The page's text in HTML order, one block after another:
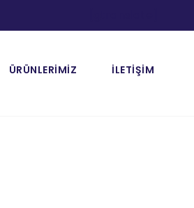
ÜRÜNLERİMİZ İLETİŞİM